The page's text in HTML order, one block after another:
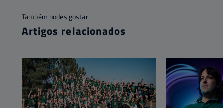
Também podes gostar
Artigos relacionados